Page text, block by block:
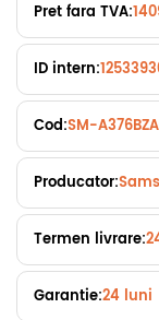
Pret fara TVA:
ID intern:
Cod:SM-
Producator:
Termen livrare:
Garantie:24 luni